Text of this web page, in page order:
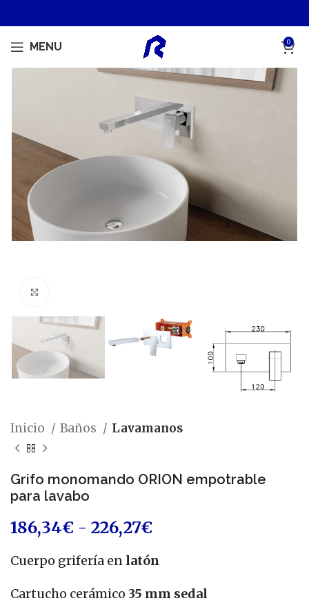
MENU 0
Inicio Baños Lavamanos
Grifo monomando ORION empotrable
para lavabo
186,34€ - 226,27€
Cuerpo grifería en latón
Cartucho cerámico 35 mm sedal